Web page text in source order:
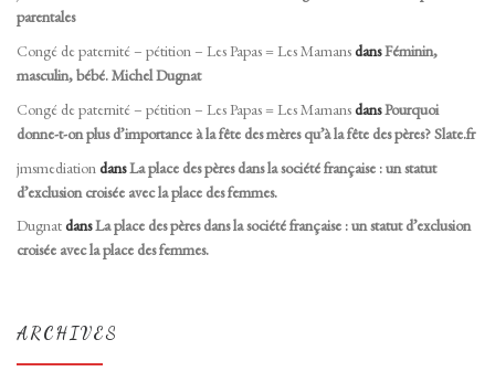
parentales
Congé de paternité – pétition – Les Papas = Les MamansdansFéminin,
masculin, bébé. Michel Dugnat
Congé de paternité – pétition – Les Papas = Les MamansdansPourquoi
donne-t-on plus d’importance à la fête des mères qu’à la fête des pères? Slate.fr
jmsmediation dansLa place des pères dans la société française : un statut
d’exclusion croisée avec la place des femmes.
DugnatdansLa place des pères dans la société française : un statut d’exclusion
croisée avec la place des femmes.
ARCHIVES